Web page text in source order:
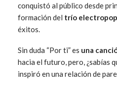
conquistó al público desde
formación del trío electropop
éxitos.
Sin duda “Por ti” es una
hacia el futuro, pero, ¿sabías
inspiró en una relación de